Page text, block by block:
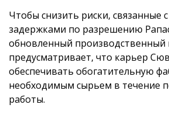
Чтобы снизить риски, связанные
задержками по разрешению
обновленный производственный
предусматривает, что карьер
обеспечивать обогатительную
необходимым сырьем в течение
работы.